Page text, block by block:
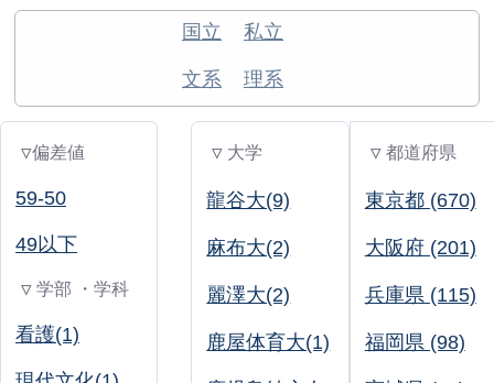
国立 私立
文系 理系
▽偏差値
59-50
49以下
▽ 学部 ・学科
看護(1)
▽ 大学
龍谷大(9)
麻布大(2)
麗澤大(2)
鹿屋体育大(1)
▽ 都道府県
東京都 (670)
大阪府 (201)
兵庫県 (115)
福岡県 (98)